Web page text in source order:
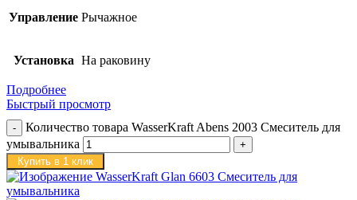
Управление Рычажное
Установка На раковину
Подробнее
Быстрый просмотр
Количество товара WasserKraft Abens 2003 Смеситель для
умывальника
Купить в 1 клик